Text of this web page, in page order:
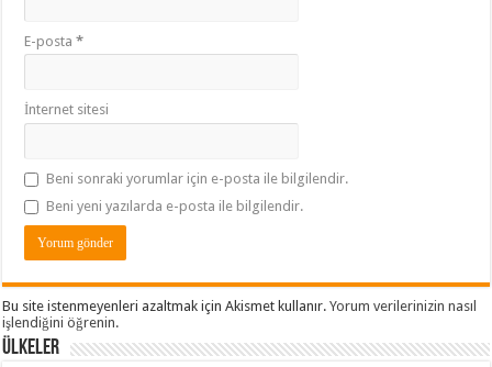
E-posta*
İnternet sitesi
Beni sonraki yorumlar için e-posta ile bilgilendir.
Beni yeni yazılarda e-posta ile bilgilendir.
Bu site istenmeyenleri azaltmak için Akismet kullanır.Yorum verilerinizin nasıl
işlendiğini öğrenin.
ÜLKELER